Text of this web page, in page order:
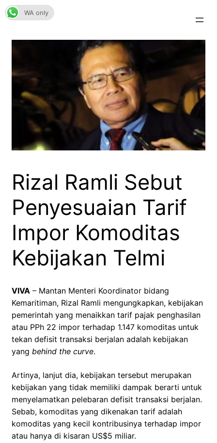
Skip
to
Rizal Ramli Sebut
Penyesuaian Tarif
Impor Komoditas
Kebijakan Telmi
VIVA – Mantan Menteri Koordinator bidang
Kemaritiman, Rizal Ramli mengungkapkan, kebijakan
pemerintah yang menaikkan tarif pajak penghasilan
atau PPh 22 impor terhadap 1.147 komoditas untuk
tekan defisit transaksi berjalan adalah kebijakan
yang behind the curve.
Artinya, lanjut dia, kebijakan tersebut merupakan
kebijakan yang tidak memiliki dampak berarti untuk
menyelamatkan pelebaran defisit transaksi berjalan.
Sebab, komoditas yang dikenakan tarif adalah
komoditas yang kecil kontribusinya terhadap impor
atau hanya di kisaran US$5 miliar.
WA only